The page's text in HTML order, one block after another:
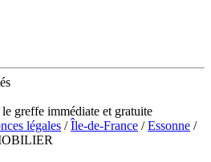
greffe immédiate et gratuite
légales /Île-de-France /Essonne /